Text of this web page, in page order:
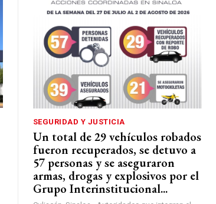
SEGURIDAD Y JUSTICIA
Un total de 29 vehículos robados
fueron recuperados, se detuvo a
57 personas y se aseguraron
armas, drogas y explosivos por el
Grupo Interinstitucional...